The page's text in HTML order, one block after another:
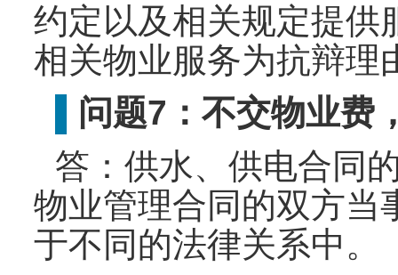
约定以及相关规定提供
相关物业服务为抗辩理
问题7：不交物业费
答：供水、供电合同
物业管理合同的双方当
于不同的法律关系中。